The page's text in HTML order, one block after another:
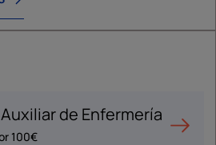
de Enfermería
100€